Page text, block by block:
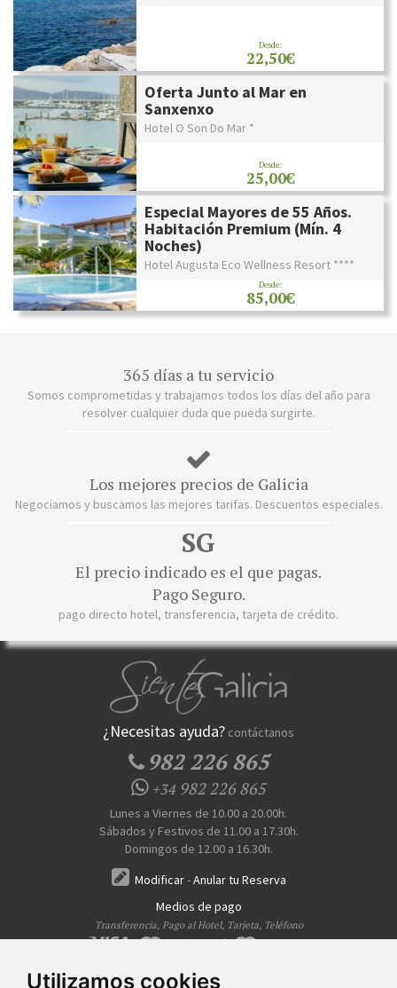
Utilizamos cookies
Desde:
22,50€
Oferta Junto al Mar en
Sanxenxo
Hotel O Son Do Mar *
Desde:
25,00€
Especial Mayores de 55 Años.
Habitación Premium (Mín. 4
Noches)
Hotel Augusta Eco Wellness Resort ****
Desde:
85,00€
365 días a tu servicio
Somos comprometidas y trabajamos todos los días del año para
resolver cualquier duda que pueda surgirte.
Los mejores precios de Galicia
Negociamos y buscamos las mejores tarifas. Descuentos especiales.
SG
El precio indicado es el que pagas.
Pago Seguro.
pago directo hotel, transferencia, tarjeta de crédito.
¿Necesitas ayuda? contáctanos
982 226 865
+34982 226 865
Lunes a Viernes de 10.00 a 20.00h.
Sábados y Festivos de 11.00 a 17.30h.
Domingos de 12.00 a 16.30h.
Modificar-Anular tu Reserva
Medios de pago
Transferencia, Pago al Hotel, Tarjeta, Teléfono